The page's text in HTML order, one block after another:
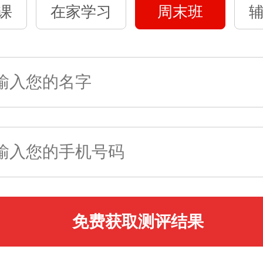
在家学习 周末班
免费获取测评结果